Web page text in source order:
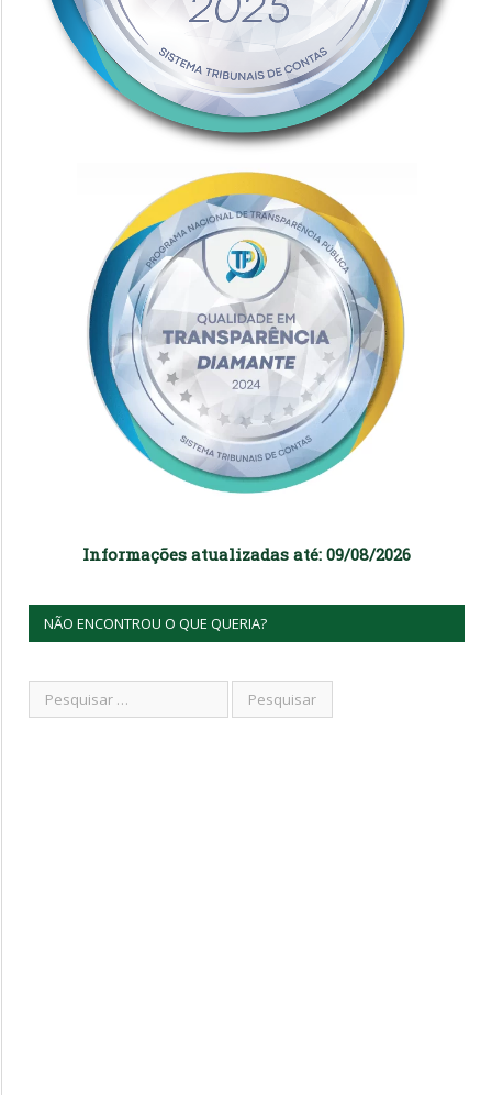
Informações atualizadas até: 09/08/2026
NÃO ENCONTROU O QUE QUERIA?